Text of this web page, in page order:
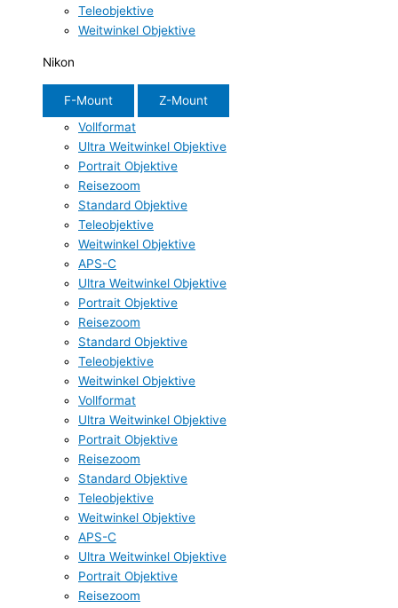
Teleobjektive
Weitwinkel Objektive
Nikon
F-Mount
Z-Mount
Vollformat
Ultra Weitwinkel Objektive
Portrait Objektive
Reisezoom
Standard Objektive
Teleobjektive
Weitwinkel Objektive
APS-C
Ultra Weitwinkel Objektive
Portrait Objektive
Reisezoom
Standard Objektive
Teleobjektive
Weitwinkel Objektive
Vollformat
Ultra Weitwinkel Objektive
Portrait Objektive
Reisezoom
Standard Objektive
Teleobjektive
Weitwinkel Objektive
APS-C
Ultra Weitwinkel Objektive
Portrait Objektive
Reisezoom